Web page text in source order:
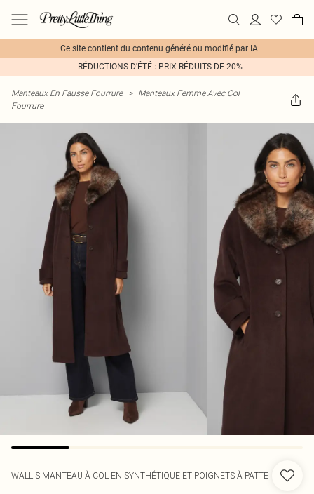
Ce site contient du contenu généré ou modifié par IA.
RÉDUCTIONS D'ÉTÉ : PRIX RÉDUITS DE 20%
Manteaux En Fausse Fourrure > Manteaux Femme Avec Col
Fourrure
WALLIS MANTEAU À COL EN SYNTHÉTIQUE ET POIGNETS À PATTE